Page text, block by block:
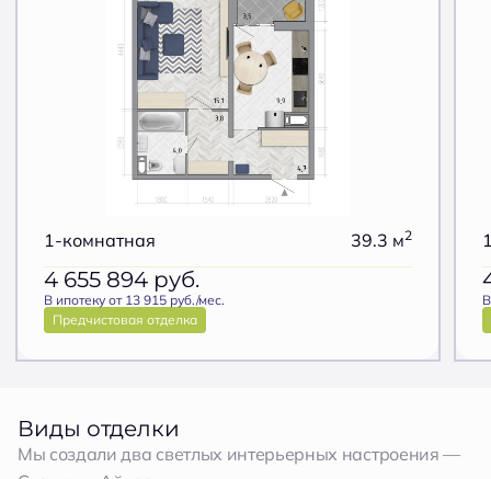
1-комнатная 39.3 м2
4 655 894 руб.
В ипотеку от 13 915 руб./мес.
Предчистовая отделка
Виды отделки
Мы создали два светлых интерьерных настроения —